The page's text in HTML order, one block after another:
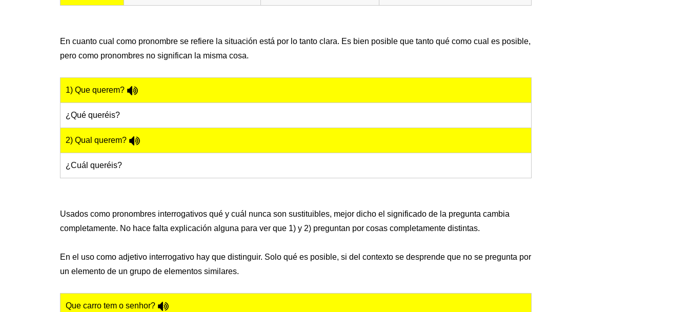
En cuanto cual como pronombre se refiere la situación está por lo tanto clara. Es bien posible que tanto qué como cual es posible,
pero como pronombres no significan la misma cosa.
1) Que querem?
¿Qué queréis?
2) Qual querem?
¿Cuál queréis?
Usados como pronombres interrogativos qué y cuál nunca son sustituibles, mejor dicho el significado de la pregunta cambia
completamente. No hace falta explicación alguna para ver que 1) y 2) preguntan por cosas completamente distintas.
En el uso como adjetivo interrogativo hay que distinguir. Solo qué es posible, si del contexto se desprende que no se pregunta por
un elemento de un grupo de elementos similares.
Que carro tem o senhor?